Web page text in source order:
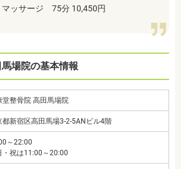
マッサージ 75分 10,450円
場院の基本情報
堂整骨院 高田馬場院
都新宿区高田馬場3-2-5ANビル4階
～22:00
祝は11:00～20:00